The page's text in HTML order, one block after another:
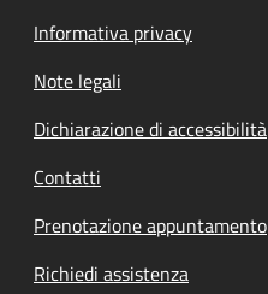
Informativa privacy
Note legali
Dichiarazione di accessibilità
Contatti
Prenotazione appuntamento
Richiedi assistenza